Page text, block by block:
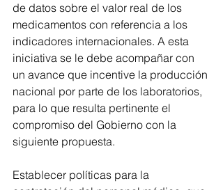
de datos sobre el valor real de los
medicamentos con referencia a los
indicadores internacionales. A esta
iniciativa se le debe acompañar con
un avance que incentive la producción
nacional por parte de los laboratorios,
para lo que resulta pertinente el
compromiso del Gobierno con la
siguiente propuesta.
Establecer políticas para la